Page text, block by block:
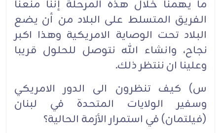
ما يهمنا خلال هذه المرحلة إننا منعنا
الفريق المتسلط على البلاد من أن يضع
البلاد تحت الوصاية الامريكية وهذا اكبر
نجاح، وانشاء الله نتوصل للحلول قريبا
وعلينا ان ننتظر ذلك.
س) كيف تنظرون الى الدور الامريكي
وسفير الولايات المتحدة في لبنان
(فيلتمان) في استمرار الأزمة الحالية؟